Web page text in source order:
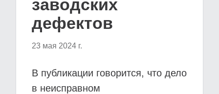
заводских
дефектов
23 мая 2024 г.
В публикации говорится, что дело
в неисправном